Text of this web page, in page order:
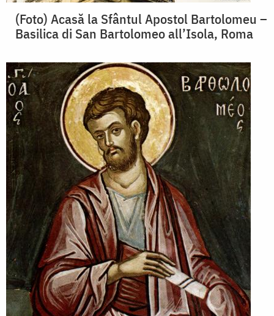
(Foto) Acasă la Sfântul Apostol Bartolomeu –
Basilica di San Bartolomeo all’Isola, Roma